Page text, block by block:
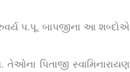
પ.પૂ. બાપજીના આ શબ્દોએ